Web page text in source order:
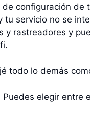
configuración de
servicio no se
y rastreadores y
todo lo demás
elegir entre